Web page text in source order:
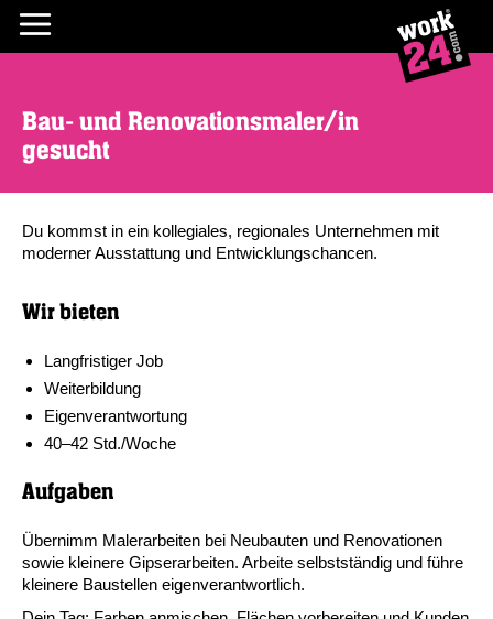
Bau- und Renovationsmaler/in
gesucht
Du kommst in ein kollegiales, regionales Unternehmen mit
moderner Ausstattung und Entwicklungschancen.
Wir bieten
Langfristiger Job
Weiterbildung
Eigenverantwortung
40–42 Std./Woche
Aufgaben
Übernimm Malerarbeiten bei Neubauten und Renovationen
sowie kleinere Gipserarbeiten. Arbeite selbstständig und führe
kleinere Baustellen eigenverantwortlich.